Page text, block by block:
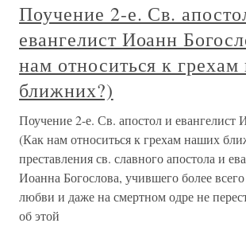
Поучение 2-е. Св.
евангелист Иоанн
нам относиться к
ближних?)
Поучение 2-е. Св. апостол и евангелист
(Как нам относиться к грехам наших
преставления св. славного апостола и
Иоанна Богослова, учившего более
любви и даже на смертном одре не
об этой